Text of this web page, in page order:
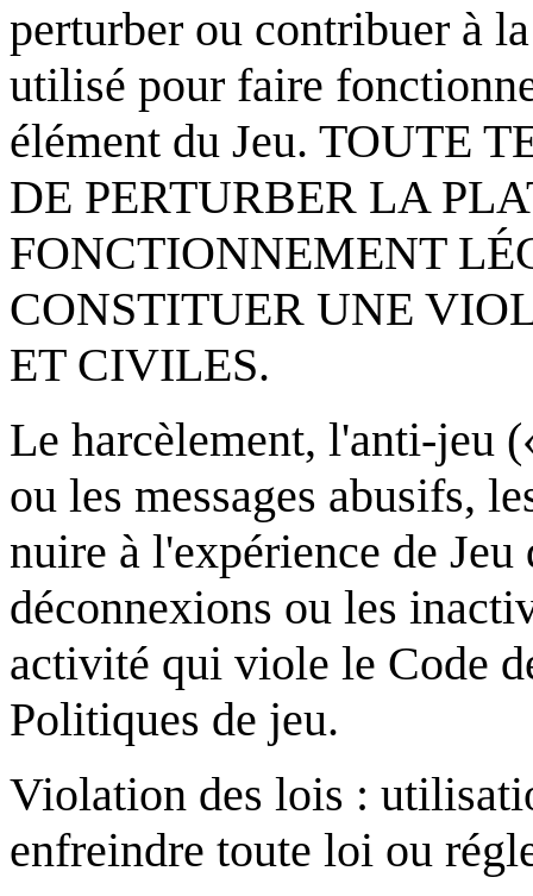
perturber ou contribuer à
utilisé pour faire
élément du Jeu. TOUTE
DE PERTURBER LA
FONCTIONNEMENT
CONSTITUER UNE
ET CIVILES.
Le harcèlement, l'anti-jeu
ou les messages abusifs,
nuire à l'expérience de
déconnexions ou les
activité qui viole le Code
Politiques de jeu.
Violation des lois :
enfreindre toute loi ou